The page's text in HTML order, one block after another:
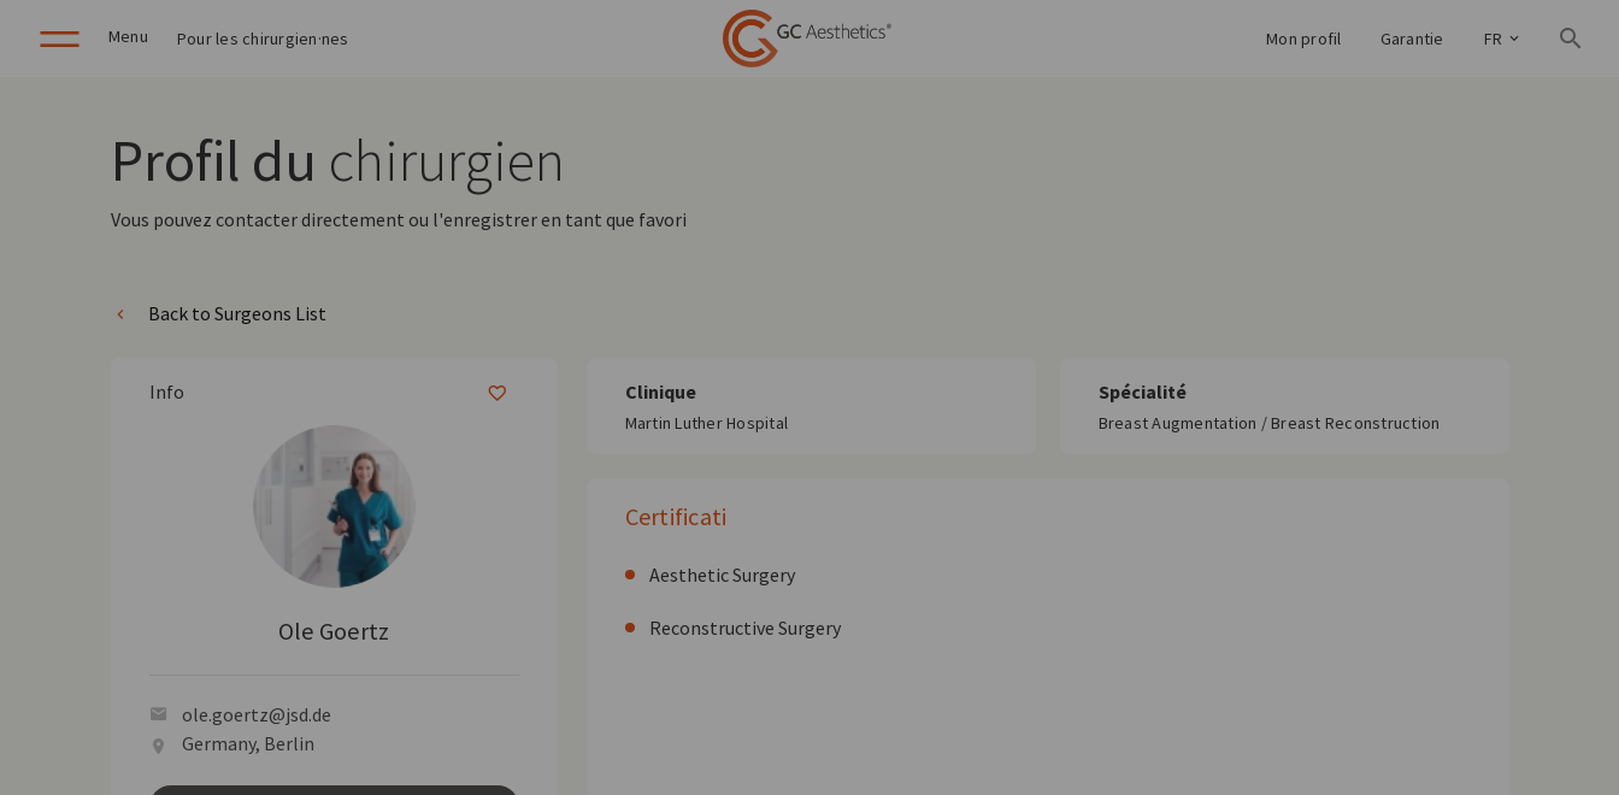
Menu Pour les chirurgien·nes Mon profil Garantie FR
Profil du chirurgien
Vous pouvez contacter directement ou l'enregistrer en tant que favori
Back to Surgeons List
Info
Ole Goertz
ole.goertz@jsd.de
Germany, Berlin
Clinique
Martin Luther Hospital
Spécialité
Breast Augmentation / Breast Reconstruction
Certificati
Aesthetic Surgery
Reconstructive Surgery